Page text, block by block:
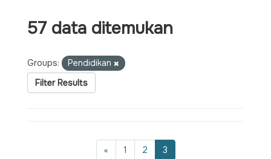
57 data ditemukan
Groups:
Pendidikan
Filter Results
« 1 2 3